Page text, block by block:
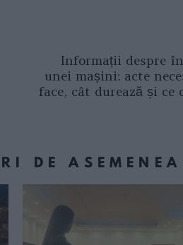
Informații despre
unei mașini: acte
face, cât durează și ce
DE ASEMENEA